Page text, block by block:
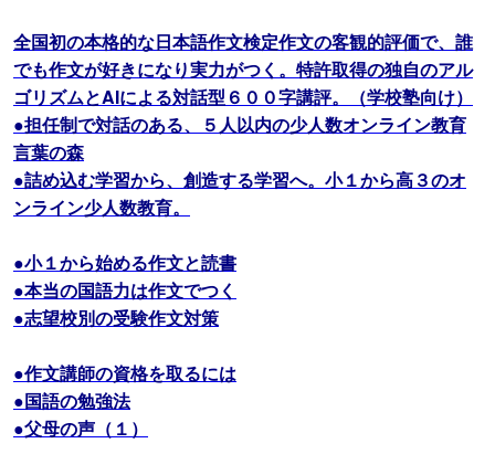
全国初の本格的な日本語作文検定作文の客観的評価で、誰
でも作文が好きになり実力がつく。特許取得の独自のアル
ゴリズムとAIによる対話型６００字講評。（学校塾向け）
●担任制で対話のある、５人以内の少人数オンライン教育
言葉の森
●詰め込む学習から、創造する学習へ。小１から高３のオ
ンライン少人数教育。
●小１から始める作文と読書
●本当の国語力は作文でつく
●志望校別の受験作文対策
●作文講師の資格を取るには
●国語の勉強法
●父母の声（１）